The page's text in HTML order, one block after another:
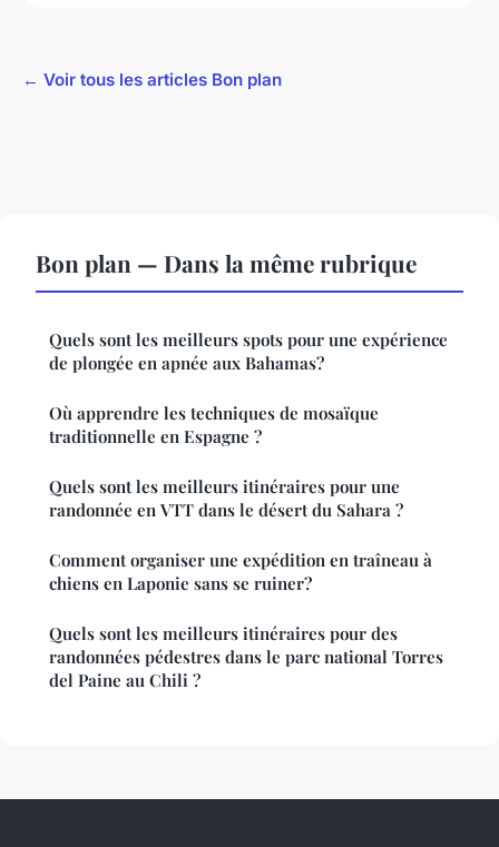
← Voir tous les articles Bon plan
Bon plan — Dans la même rubrique
Quels sont les meilleurs spots pour une expérience
de plongée en apnée aux Bahamas?
Où apprendre les techniques de mosaïque
traditionnelle en Espagne ?
Quels sont les meilleurs itinéraires pour une
randonnée en VTT dans le désert du Sahara ?
Comment organiser une expédition en traîneau à
chiens en Laponie sans se ruiner?
Quels sont les meilleurs itinéraires pour des
randonnées pédestres dans le parc national Torres
del Paine au Chili ?